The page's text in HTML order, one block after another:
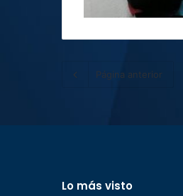
Página anterior
Lo más visto